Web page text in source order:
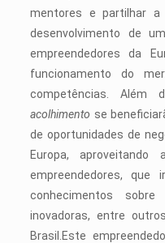
mentores e partilhar a
desenvolvimento de
empreendedores da
funcionamento do
competências. Além
acolhimento se
de oportunidades de
Europa,
empreendedores,
conhecimentos
inovadoras, entre
Brasil.Este